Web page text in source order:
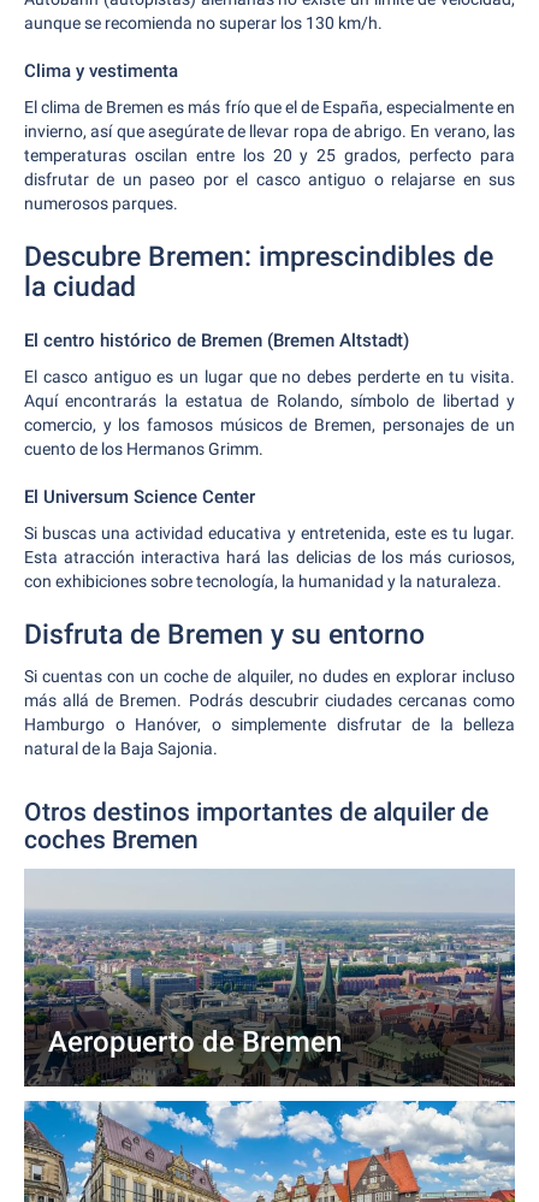
aunque se recomienda no superar los 130 km/h.
Clima y vestimenta
El clima de Bremen es más frío que el de España, especialmente en
invierno, así que asegúrate de llevar ropa de abrigo. En verano, las
temperaturas oscilan entre los 20 y 25 grados, perfecto para
disfrutar de un paseo por el casco antiguo o relajarse en sus
numerosos parques.
Descubre Bremen: imprescindibles de
la ciudad
El centro histórico de Bremen (Bremen Altstadt)
El casco antiguo es un lugar que no debes perderte en tu visita.
Aquí encontrarás la estatua de Rolando, símbolo de libertad y
comercio, y los famosos músicos de Bremen, personajes de un
cuento de los Hermanos Grimm.
El Universum Science Center
Si buscas una actividad educativa y entretenida, este es tu lugar.
Esta atracción interactiva hará las delicias de los más curiosos,
con exhibiciones sobre tecnología, la humanidad y la naturaleza.
Disfruta de Bremen y su entorno
Si cuentas con un coche de alquiler, no dudes en explorar incluso
más allá de Bremen. Podrás descubrir ciudades cercanas como
Hamburgo o Hanóver, o simplemente disfrutar de la belleza
natural de la Baja Sajonia.
Otros destinos importantes de alquiler de
coches Bremen
Aeropuerto de Bremen